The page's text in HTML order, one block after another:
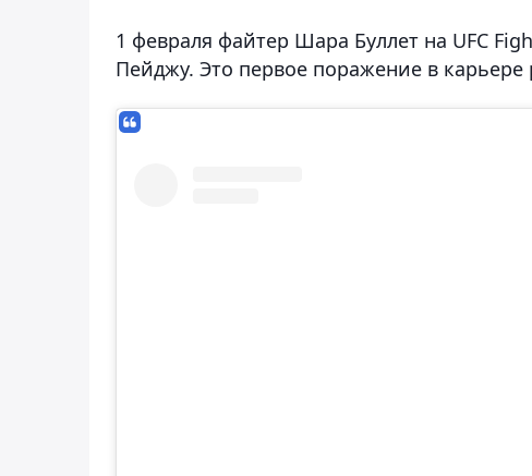
1 февраля файтер Шара Буллет на UFC
Пейджу. Это первое поражение в карьере